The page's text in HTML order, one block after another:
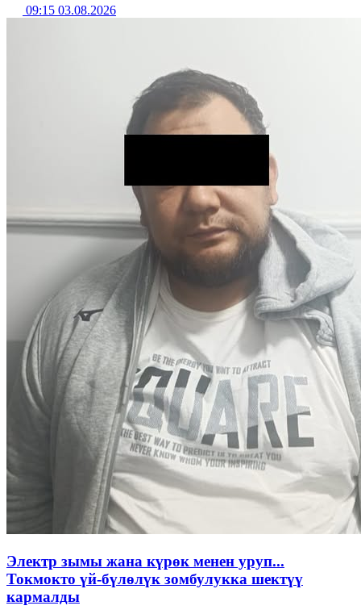
09:15 03.08.2026
Электр зымы жана күрөк менен уруп...
Токмокто үй-бүлөлүк зомбулукка шектүү
кармалды